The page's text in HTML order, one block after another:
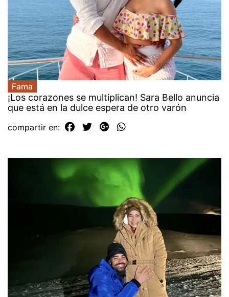
Fama
¡Los corazones se multiplican! Sara Bello anuncia
que está en la dulce espera de otro varón
compartir en: